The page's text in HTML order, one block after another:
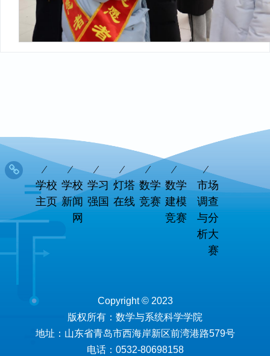
学校
主页
学校
新闻
网
学习
强国
灯塔
在线
数学
竞赛
数学
建模
竞赛
市场
调查
与分
析大
赛
Copyright © 2023
版权所有：数学与系统科学学院
地址：山东省青岛市西海岸新区前湾港路579号
电话：0532-80698158